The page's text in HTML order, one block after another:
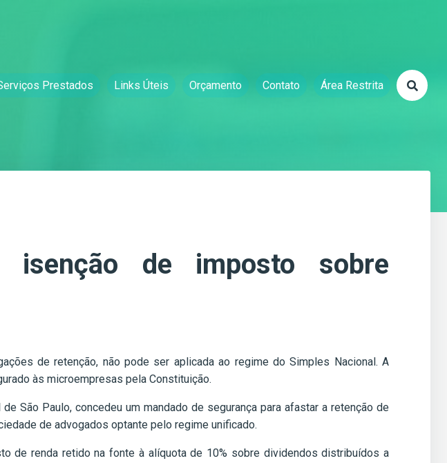
Prestados Links Úteis Orçamento Contato Área Restrita
isenção de imposto sobre
de retenção, não pode ser aplicada ao regime do Simples Nacional. A
às microempresas pela Constituição.
São Paulo, concedeu um mandado de segurança para afastar a retenção de
de advogados optante pelo regime unificado.
de renda retido na fonte à alíquota de 10% sobre dividendos distribuídos a